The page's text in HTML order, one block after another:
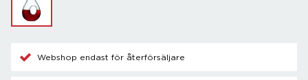
Webshop endast för återförsäljare